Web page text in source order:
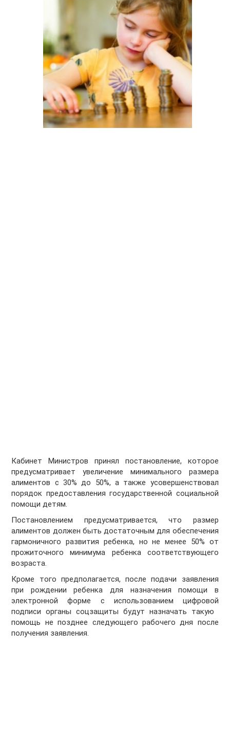
Кабинет Министров принял постановление, которое
предусматривает увеличение минимального размера
алиментов с 30% до 50%, а также усовершенствовал
порядок предоставления государственной социальной
помощи детям.
Постановлением предусматривается, что размер
алиментов должен быть достаточным для обеспечения
гармоничного развития ребенка, но не менее 50% от
прожиточного минимума ребенка соответствующего
возраста.
Кроме того предполагается, после подачи заявления
при рождении ребенка для назначения помощи в
электронной форме с использованием цифровой
подписи органы соцзащиты будут назначать такую ​​
помощь не позднее следующего рабочего дня после
получения заявления.